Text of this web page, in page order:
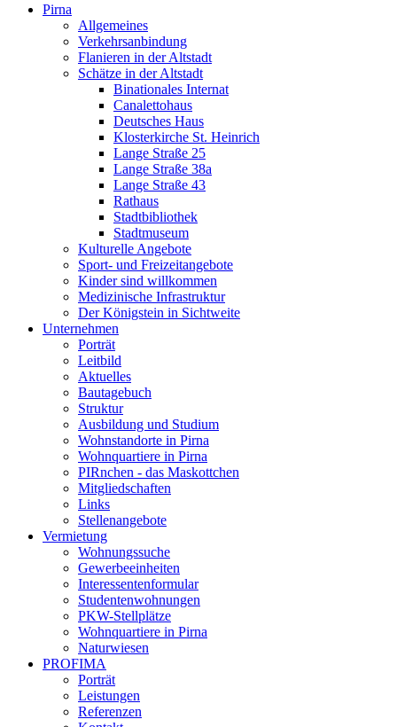
Pirna
Allgemeines
Verkehrsanbindung
Flanieren in der Altstadt
Schätze in der Altstadt
Binationales Internat
Canalettohaus
Deutsches Haus
Klosterkirche St. Heinrich
Lange Straße 25
Lange Straße 38a
Lange Straße 43
Rathaus
Stadtbibliothek
Stadtmuseum
Kulturelle Angebote
Sport- und Freizeitangebote
Kinder sind willkommen
Medizinische Infrastruktur
Der Königstein in Sichtweite
Unternehmen
Porträt
Leitbild
Aktuelles
Bautagebuch
Struktur
Ausbildung und Studium
Wohnstandorte in Pirna
Wohnquartiere in Pirna
PIRnchen - das Maskottchen
Mitgliedschaften
Links
Stellenangebote
Vermietung
Wohnungssuche
Gewerbeeinheiten
Interessentenformular
Studentenwohnungen
PKW-Stellplätze
Wohnquartiere in Pirna
Naturwiesen
PROFIMA
Porträt
Leistungen
Referenzen